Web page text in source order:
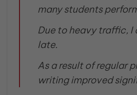
many students
Due to heavy traffic, I
late.
As a result of regular
writing improved